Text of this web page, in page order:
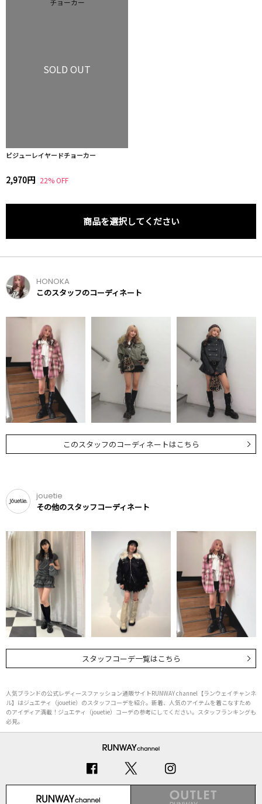
SOLD OUT
ビジューレイヤードチョーカー
2,970円 22% OFF
商品を選択してください
HONOKA
このスタッフのコーディネート
このスタッフのコーディネートはこちら
jouetie
その他のスタッフコーディネート
スタッフコーデ一覧はこちら
人気ブランドの公式レディースファッション通販サイトRUNWAY channel【ランウェイチャンネ
ル】はジュエティ（jouetie）のスタッフコーデを紹介。新着、人気のアイテムを着こなすため
のアイディア満載！ジュエティ（jouetie）コーデの参考にしてください。スタッフランキングも
必見。